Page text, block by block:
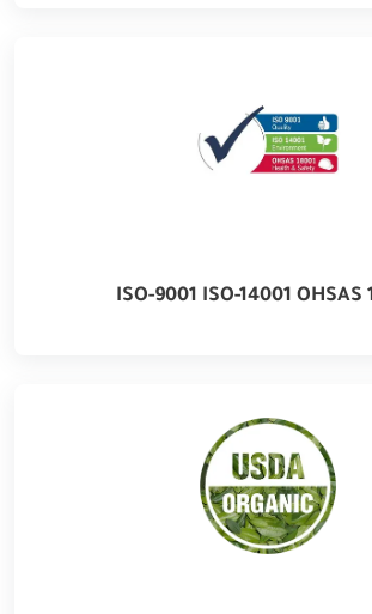
ISO-9001 ISO-14001 OHSAS